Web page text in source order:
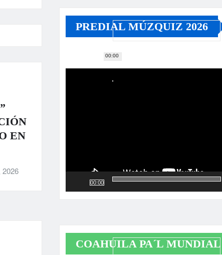
EN
2026
00:00
PREDIAL MÚZQUIZ 2026
Reproductor
00:00
COAHUILA PA´L MUNDIAL